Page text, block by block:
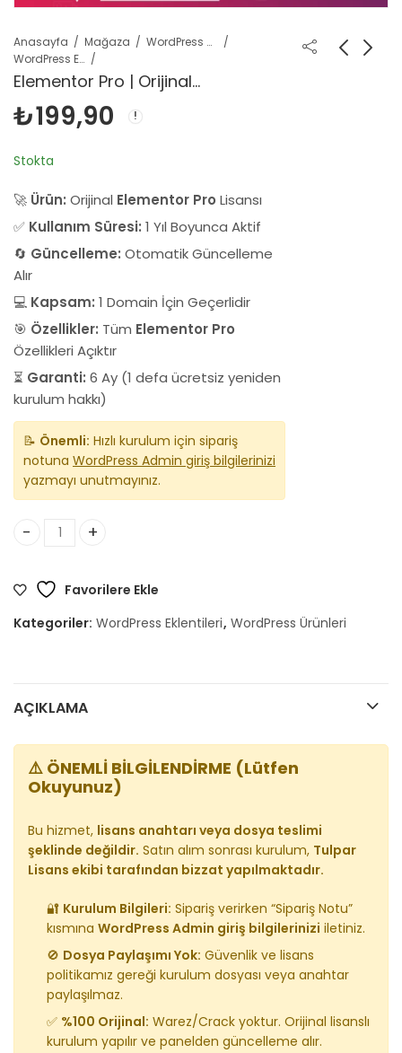
Anasayfa Mağaza
WordPress Ürünleri
WordPress Eklentileri
Elementor Pro | Orijinal
WordPress Eklentisi
₺199,90
Stokta
🚀 Ürün: Orijinal Elementor Pro Lisansı
✅ Kullanım Süresi: 1 Yıl Boyunca Aktif
🔄 Güncelleme: Otomatik Güncelleme
Alır
💻 Kapsam: 1 Domain İçin Geçerlidir
🎯 Özellikler: Tüm Elementor Pro
Özellikleri Açıktır
⏳ Garanti: 6 Ay (1 defa ücretsiz yeniden
kurulum hakkı)
📝 Önemli: Hızlı kurulum için sipariş
notuna WordPress Admin giriş bilgilerinizi
yazmayı unutmayınız.
Elementor Pro | Orijinal WordPress Eklentisi adet
Favorilere Ekle
Kategoriler: WordPress Eklentileri, WordPress Ürünleri
AÇIKLAMA
⚠️ ÖNEMLİ BİLGİLENDİRME (Lütfen
Okuyunuz)
Bu hizmet, lisans anahtarı veya dosya teslimi
şeklinde değildir. Satın alım sonrası kurulum, Tulpar
Lisans ekibi tarafından bizzat yapılmaktadır.
🔐 Kurulum Bilgileri: Sipariş verirken “Sipariş Notu”
kısmına WordPress Admin giriş bilgilerinizi iletiniz.
🚫 Dosya Paylaşımı Yok: Güvenlik ve lisans
politikamız gereği kurulum dosyası veya anahtar
paylaşılmaz.
✅ %100 Orijinal: Warez/Crack yoktur. Orijinal lisanslı
kurulum yapılır ve panelden güncelleme alır.